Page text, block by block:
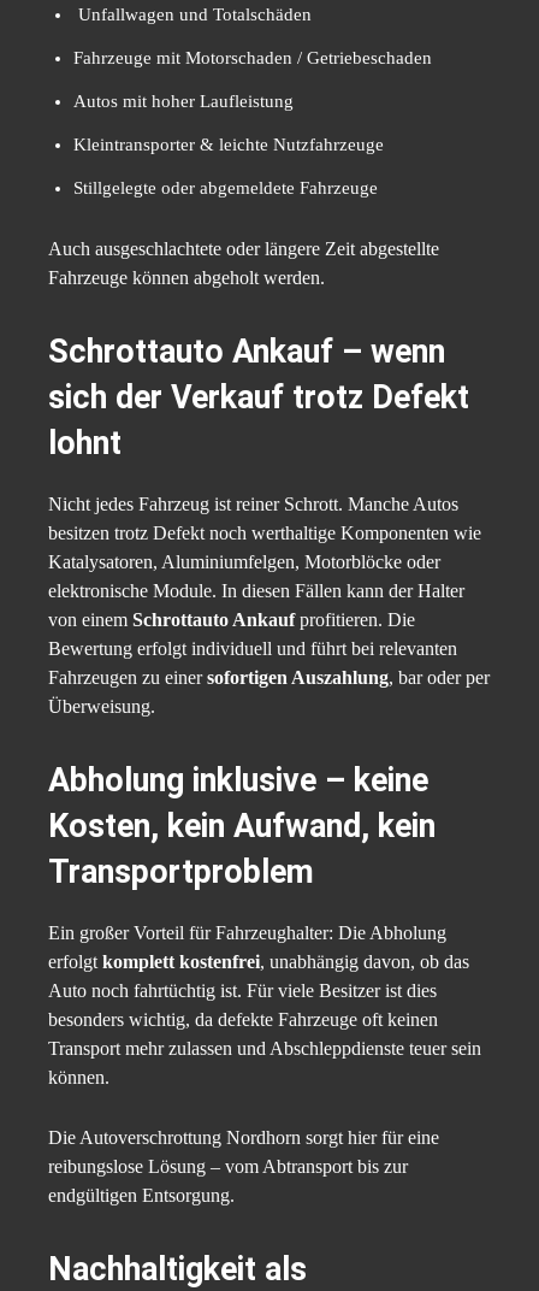
Unfallwagen und Totalschäden
Fahrzeuge mit Motorschaden / Getriebeschaden
Autos mit hoher Laufleistung
Kleintransporter & leichte Nutzfahrzeuge
Stillgelegte oder abgemeldete Fahrzeuge
Auch ausgeschlachtete oder längere Zeit abgestellte
Fahrzeuge können abgeholt werden.
Schrottauto Ankauf – wenn
sich der Verkauf trotz Defekt
lohnt
Nicht jedes Fahrzeug ist reiner Schrott. Manche Autos
besitzen trotz Defekt noch werthaltige Komponenten wie
Katalysatoren, Aluminiumfelgen, Motorblöcke oder
elektronische Module. In diesen Fällen kann der Halter
von einem Schrottauto Ankaufprofitieren. Die
Bewertung erfolgt individuell und führt bei relevanten
Fahrzeugen zu einersofortigen Auszahlung, bar oder per
Überweisung.
Abholung inklusive – keine
Kosten, kein Aufwand, kein
Transportproblem
Ein großer Vorteil für Fahrzeughalter: Die Abholung
erfolgt komplett kostenfrei, unabhängig davon, ob das
Auto noch fahrtüchtig ist. Für viele Besitzer ist dies
besonders wichtig, da defekte Fahrzeuge oft keinen
Transport mehr zulassen und Abschleppdienste teuer sein
können.
Die Autoverschrottung Nordhorn sorgt hier für eine
reibungslose Lösung – vom Abtransport bis zur
endgültigen Entsorgung.
Nachhaltigkeit als